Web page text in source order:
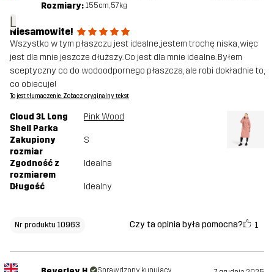
L
Rozmiary: 155cm, 57kg
Niesamowite!
Wszystko w tym płaszczu jest idealne, jestem trochę niska, więc
jest dla mnie jeszcze dłuższy. Co jest dla mnie idealne. Byłem
sceptyczny co do wodoodpornego płaszcza, ale robi dokładnie to,
co obiecuje!
To jest tłumaczenie. Zobacz oryginalny tekst
Cloud 3L Long
Shell Parka
Pink Wood
Zakupiony
rozmiar
S
Zgodność z
rozmiarem
Idealna
Długość Idealny
Nr produktu 10963 Czy ta opinia była pomocna? 1